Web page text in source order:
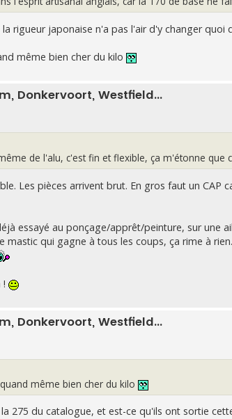
rigueur japonaise n'a pas l'air d'y changer quoi
même bien cher du kilo
Donkervoort, Westfield...
de l'alu, c'est fin et flexible, ça m'étonne que
Les pièces arrivent brut. En gros faut un CAP
essayé au ponçage/apprêt/peinture, sur une
qui gagne à tous les coups, ça rime à
!
Donkervoort, Westfield...
même bien cher du kilo
275 du catalogue, et est-ce qu'ils ont sortie